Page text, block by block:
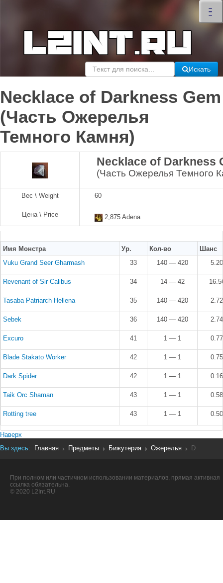
–
–
–
×
Искать
Necklace of Darkness Gem
(Часть Ожерелья
Темного Камня)
Necklace of Darkness
(Часть Ожерелья Темного
Вес \ Weight 60
Цена \ Price 2,875 Adena
Имя Монстра Ур. Кол-во
Шанс
Vuku Grand Seer Gharmash
33 140 — 420
Revenant of Sir Calibus 34 14 — 42
Tasaba Patriarch Hellena 35 140 — 420
Sebek 36 140 — 420
Excuro 41 1 — 1
Blade Stakato Worker 42 1 — 1
Dark Spider 42 1 — 1
Taik Orc Shaman 43 1 — 1
Rotting tree 43 1 — 1
Наверх
Вы здесь:
Главная Предметы Бижутерия Ожерелья D
При полном или частичном использовании материалов, прямая активная
ссылка обязательна.
© 2020 L2Int.RU